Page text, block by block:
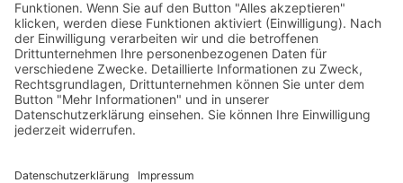
Feuerwerk XXL
Pyrotechnik online bestellen
© Stadtmühle Waldenbuch 2026